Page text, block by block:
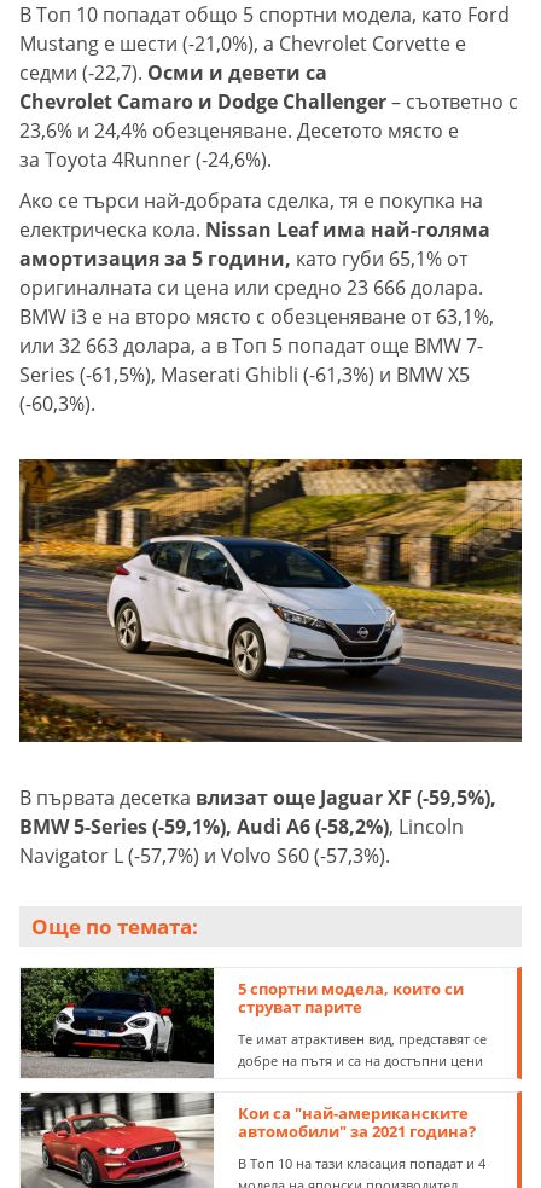
В Топ 10 попадат общо 5 спортни модела, като Ford
Mustang е шести (-21,0%), а Chevrolet Corvette е
седми (-22,7). Осми и девети са
Chevrolet Camaro и Dodge Challenger– съответно с
23,6% и 24,4% обезценяване. Десетото място е
за Toyota 4Runner (-24,6%).
Ако се търси най-добрата сделка, тя е покупка на
електрическа кола. Nissan Leaf има най-голяма
амортизация за 5 години, като губи 65,1% от
оригиналната си цена или средно 23 666 долара.
BMW i3 е на второ място с обезценяване от 63,1%,
или 32 663 долара, а в Топ 5 попадат още BMW 7-
Series (-61,5%), Maserati Ghibli (-61,3%) и BMW X5
(-60,3%).
В първата десетка влизат още Jaguar XF (-59,5%),
BMW 5-Series (-59,1%), Audi A6 (-58,2%), Lincoln
Navigator L (-57,7%) и Volvo S60 (-57,3%).
Още по темата:
5 спортни модела, които си
струват парите
Те имат атрактивен вид, представят се
добре на пътя и са на достъпни цени
Кои са "най-американските
автомобили" за 2021 година?
В Топ 10 на тази класация попадат и 4